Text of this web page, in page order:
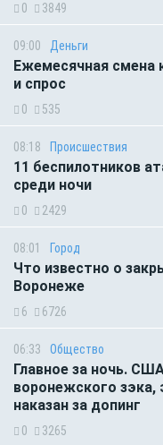
0 3849
09:00 Деньги
Ежемесячная
и спрос
0 535
08:18 Происшествия
11 беспилотников
среди ночи
0 2429
08:01 Город
Что известно о
Воронеже
6 6726
06:33 Общество
Главное за ночь.
воронежского зэка,
наказан за допинг
0 3265